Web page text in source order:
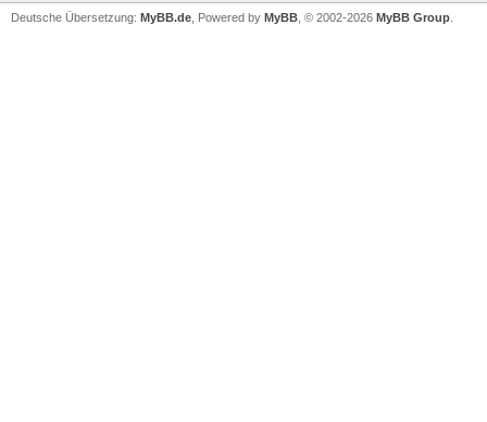
Deutsche Übersetzung: MyBB.de , Powered by MyBB , © 2002-2026 MyBB Group